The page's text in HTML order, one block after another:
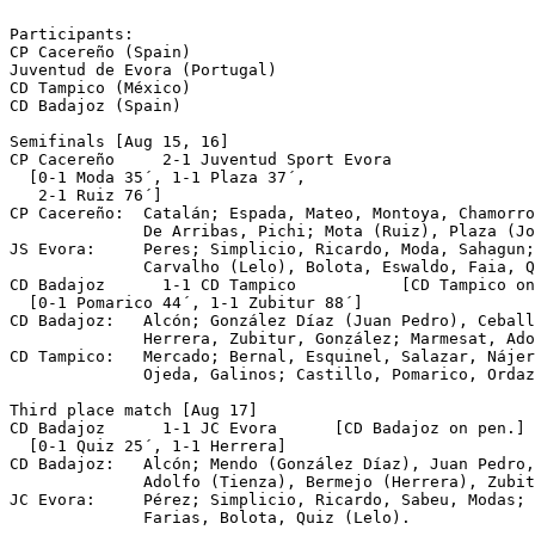
Participants:
CP Cacereño (Spain)
Juventud de Evora (Portugal)
CD Tampico (México)
CD Badajoz (Spain)
Semifinals [Aug 15, 16]
CP Cacereño	2-1 Juventud Sport Evora
  [0-1 Moda 35´, 1-1 Plaza 37´,
   2-1 Ruiz 76´]
CP Cacereño:  Catalán; Espada, Mateo, Montoya,
De Arribas, Pichi; Mota (Ruiz), Plaza
JS Evora:     Peres; Simplicio, Ricardo, Moda,
Carvalho (Lelo), Bolota, Eswaldo, Faia,
CD Badajoz	1-1 CD Tampico           [CD Tampico on pen.]
  [0-1 Pomarico 44´, 1-1 Zubitur 88´]
CD Badajoz:   Alcón; González Díaz (Juan Pedro),
Herrera, Zubitur, González; Marmesat,
CD Tampico:   Mercado; Bernal, Esquinel, Salazar,
Ojeda, Galinos; Castillo, Pomarico,
Third place match [Aug 17]
CD Badajoz	1-1 JC Evora      [CD Badajoz on pen.]
  [0-1 Quiz 25´, 1-1 Herrera]
CD Badajoz:   Alcón; Mendo (González Díaz), Juan
Adolfo (Tienza), Bermejo (Herrera),
JC Evora:     Pérez; Simplicio, Ricardo, Sabeu,
              Farias, Bolota, Quiz (Lelo).